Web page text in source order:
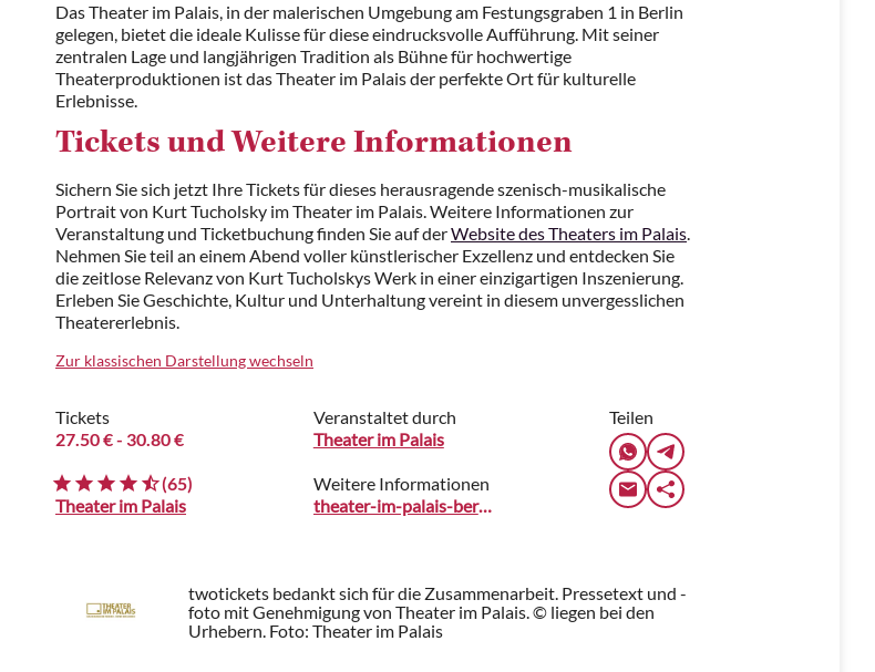
Das Theater im Palais, in der malerischen Umgebung am Festungsgraben 1 in Berlin
gelegen, bietet die ideale Kulisse für diese eindrucksvolle Aufführung. Mit seiner
zentralen Lage und langjährigen Tradition als Bühne für hochwertige
Theaterproduktionen ist das Theater im Palais der perfekte Ort für kulturelle
Erlebnisse.
Tickets und Weitere Informationen
Sichern Sie sich jetzt Ihre Tickets für dieses herausragende szenisch-musikalische
Portrait von Kurt Tucholsky im Theater im Palais. Weitere Informationen zur
Veranstaltung und Ticketbuchung finden Sie auf derWebsite des Theaters im Palais.
Nehmen Sie teil an einem Abend voller künstlerischer Exzellenz und entdecken Sie
die zeitlose Relevanz von Kurt Tucholskys Werk in einer einzigartigen Inszenierung.
Erleben Sie Geschichte, Kultur und Unterhaltung vereint in diesem unvergesslichen
Theatererlebnis.
Zur klassischen Darstellung wechseln
Tickets
27.50 €- 30.80 €
(65)
Theater im Palais
Veranstaltet durch
Theater im Palais
Weitere Informationen
theater-im-palais-berlin.reservix.de
Teilen
twotickets bedankt sich für die Zusammenarbeit. Pressetext und -
foto mit Genehmigung von Theater im Palais. © liegen bei den
Urhebern. Foto: Theater im Palais